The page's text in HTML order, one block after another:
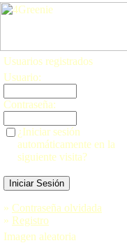
Usuarios registrados
Usuario:
Contraseña:
¿Iniciar sesión
automáticamente en la
siguiente visita?
» Contraseña olvidada
» Registro
Imagen aleatoria